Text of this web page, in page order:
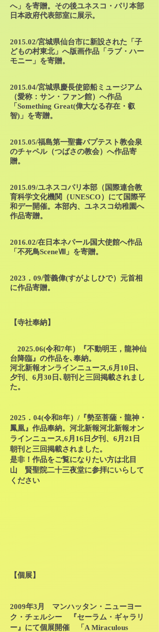
へ」を寄贈。その後ユネスコ・パリ本部
日本政府代表部室に展示。
2015.02/宮城県仙台市に新設された「子
どもの村東北」へ版画作品「ラブ・ハー
モニー」を寄贈。
2015.04/宮城県慶長使節船ミュージアム
（愛称：サン・ファン館）へ作品
「Something Great(偉大なる存在・叡
智)」を寄贈。
2015.05/福島第一聖書バプテスト教会泉
のチャペル（つばさの教会）へ作品寄
贈。
2015.09/ユネスコパリ本部（国際連合教
育科学文化機関（UNESCO）にて国際平
和デー開催。本部内、ユネスコ幼稚園へ
作品寄贈。
2016.02/在日本ネパール国大使館へ作品
「不死鳥SceneⅧ」を寄贈。
2023．09/菅義偉(すがよしひで）元首相
に作品寄贈。
【寺社奉納】
2025.06(令和7年）
『不動明王，龍神仙
台降臨』の作品を､奉納。
河北新報オンラインニュース,6月10日､
夕刊、6月30日､朝刊と三回掲載されまし
た。
2025．04(令和8年）/『勢至菩薩・龍神・
鳳凰』作品奉納。河北新報河北新報オン
ラインニュース,6月16日夕刊、6月21日
朝刊と三回掲載されました。
是非！作品をご覧になりたい方は北目
山 賢聖院二十三夜堂に参拝にいらして
ください
【個展】
2009年3月 マンハッタン・ニューヨー
ク・チェルシー 『セーラム・ギャラリ
ー』にて個展開催 「A Miraculous